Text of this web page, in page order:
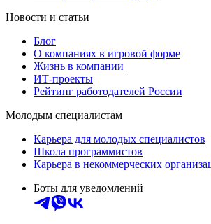
Новости и статьи
Блог
О компаниях в игровой форме
Жизнь в компании
ИТ-проекты
Рейтинг работодателей России
Молодым специалистам
Карьера для молодых специалистов
Школа программистов
Карьера в некоммерческих
Боты для уведомлений